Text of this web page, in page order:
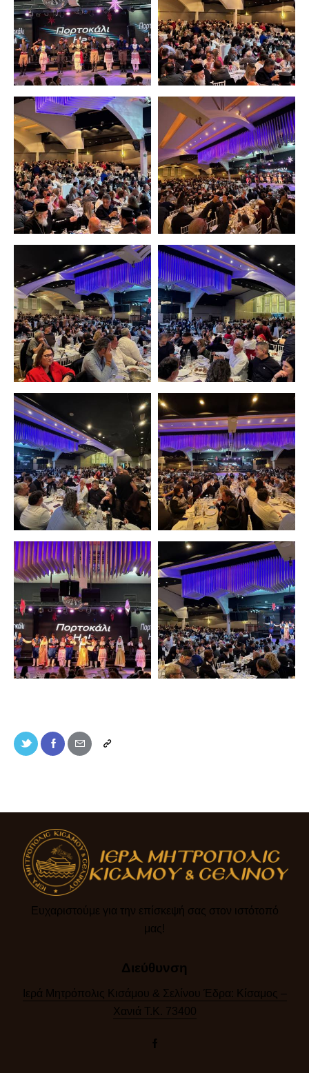
Ευχαριστούμε για την επίσκεψή σας στον ιστότοπό
μας!​
Διεύθυνση
Ιερά Μητρόπολις Κισάμου & Σελίνου Έδρα: Κίσαμος –
Χανιά Τ.Κ. 73400